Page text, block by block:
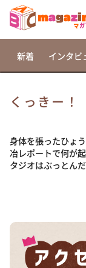
相席食堂
これ余談な
～人生密
河合＆
（news おか
新着 インタビ
くっきー！
身体を張ったひょ
冶レポートで何が
タジオはぶっとん